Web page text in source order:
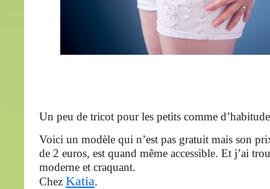
Un peu de tricot pour les petits comme
Voici un modèle qui n’est pas gratuit mais son
de 2 euros, est quand même accessible. Et j’ai
moderne et craquant.
Chez Katia.